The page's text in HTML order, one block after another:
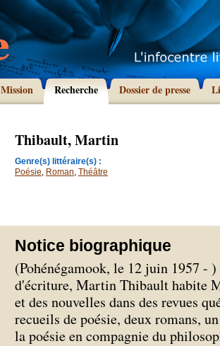
Mission Recherche Dossier de presse
Thibault, Martin
Genre(s) littéraire(s) :
Poésie, Roman, Théâtre
Notice biographique
(Pohénégamook, le 12 juin 1957 -
d'écriture, Martin Thibault habite
et des nouvelles dans des revues
recueils de poésie, deux romans,
la poésie en compagnie du